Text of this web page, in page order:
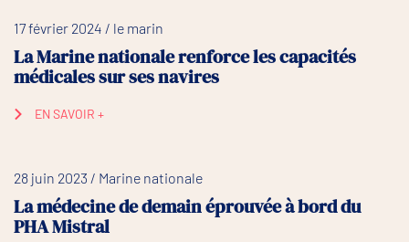
17 février 2024 / le marin
La Marine nationale renforce les capacités
médicales sur ses navires
EN SAVOIR +
28 juin 2023 / Marine nationale
La médecine de demain éprouvée à bord du
PHA Mistral